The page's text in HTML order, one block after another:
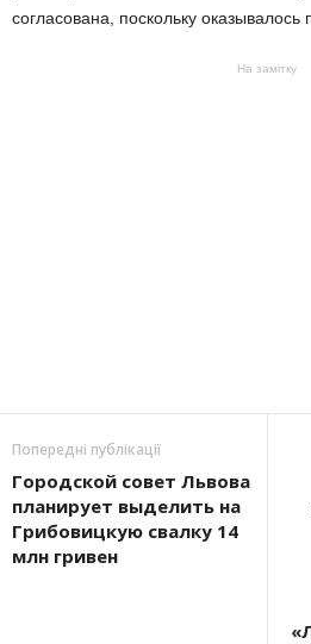
согласована, поскольку оказывалось
На замітку
Попередні публікації
Городской совет Львова
планирует выделить на
Грибовицкую свалку 14
млн гривен